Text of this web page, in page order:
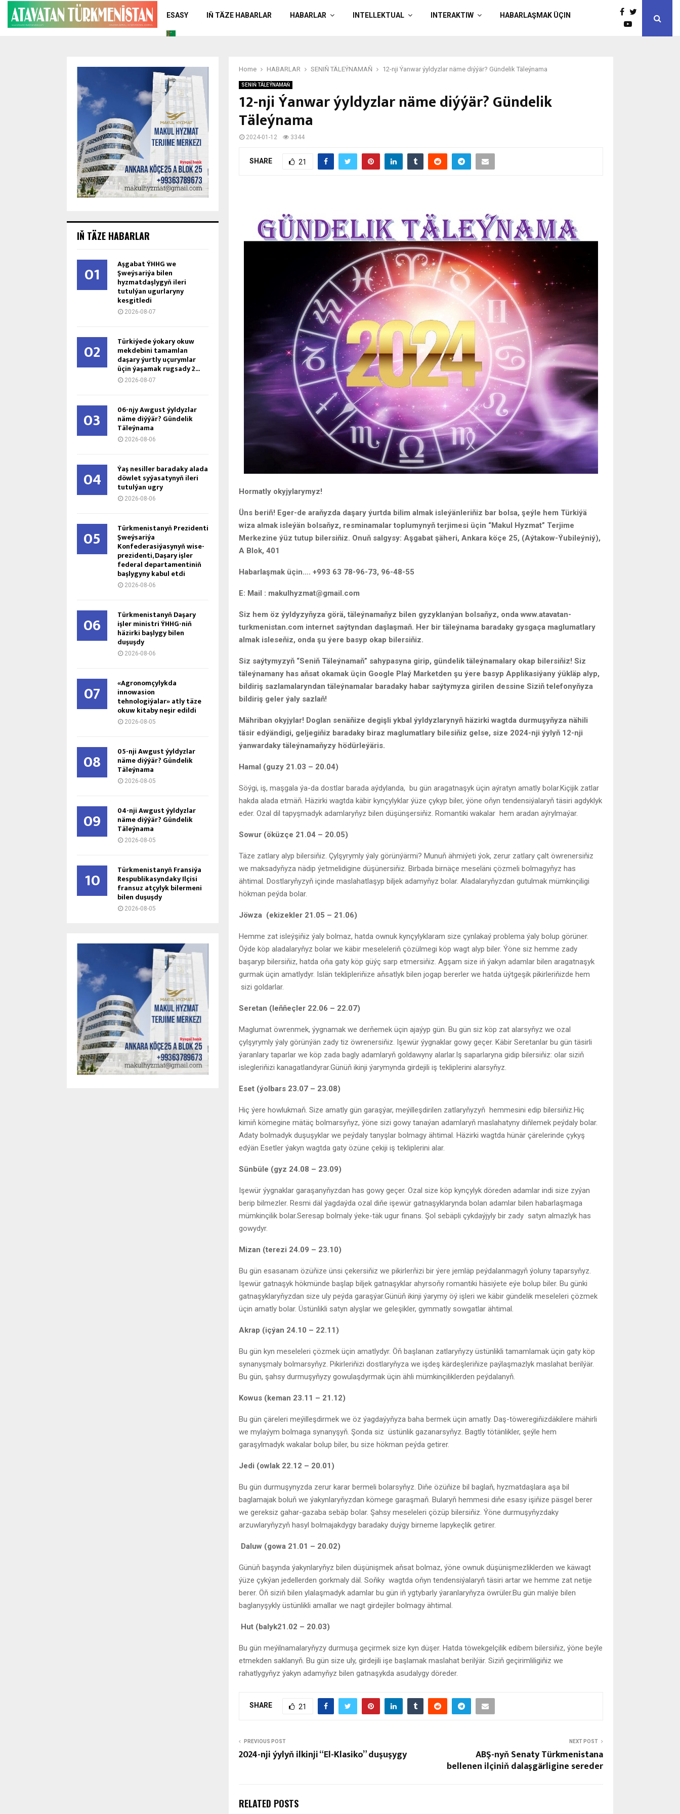
ESASY IŇ TÄZE HABARLAR HABARLAR INTELLEKTUAL INTERAKTIW HABARLAŞMAK ÜÇIN
Home HABARLAR SENIŇ TÄLEÝNAMAŇ 12-nji Ýanwar ýyldyzlar näme diýýär? Gündelik Täleýnama
SENIŇ TÄLEÝNAMAŇ
12-nji Ýanwar ýyldyzlar näme diýýär? Gündelik
Täleýnama
2024-01-12 3344
SHARE 21
Hormatly okyjylarymyz!
Üns beriñ! Eger-de araňyzda daşary ýurtda bilim almak isleýänleriňiz bar bolsa, şeýle hem Türkiýä
wiza almak isleýän bolsaňyz, resminamalar toplumynyň terjimesi üçin “Makul Hyzmat” Terjime
Merkezine ýüz tutup bilersiňiz. Onuň salgysy: Aşgabat şäheri, Ankara köçe 25, (Aýtakow-Ýubileýniý),
A Blok, 401
Habarlaşmak üçin…. +993 63 78-96-73, 96-48-55
E: Mail : makulhyzmat@gmail.com
Siz hem öz ýyldyzyňyza görä, täleýnamaňyz bilen gyzyklanýan bolsaňyz, onda www.atavatan-
turkmenistan.com internet saýtyndan daşlaşmaň. Her bir täleýnama baradaky gysgaça maglumatlary
almak isleseňiz, onda şu ýere basyp okap bilersiňiz.
Siz saýtymyzyň “Seniň Täleýnamaň” sahypasyna girip, gündelik täleýnamalary okap bilersiňiz! Siz
täleýnamany has aňsat okamak üçin Google Plaý Marketden şu ýere basyp Applikasiýany ýükläp alyp,
bildiriş sazlamalaryndan täleýnamalar baradaky habar saýtymyza girilen dessine Siziň telefonyňyza
bildiriş geler ýaly sazlaň!
Mähriban okyjylar! Doglan senäňize degişli ykbal ýyldyzlarynyň häzirki wagtda durmuşyňyza nähili
täsir edýändigi, geljegiňiz baradaky biraz maglumatlary bilesiňiz gelse, size 2024-nji ýylyň 12-nji
ýanwardaky täleýnamaňyzy hödürleýäris.
Hamal (guzy 21.03 – 20.04)
Söýgi, iş, maşgala ýa-da dostlar barada aýdylanda, bu gün aragatnaşyk üçin aýratyn amatly bolar.Kiçijik zatlar
hakda alada etmäň. Häzirki wagtda käbir kynçylyklar ýüze çykyp biler, ýöne oňyn tendensiýalaryň täsiri agdyklyk
eder. Ozal dil tapyşmadyk adamlaryňyz bilen düşünşersiňiz. Romantiki wakalar hem aradan aýrylmaýar.
Sowur (öküzçe 21.04 – 20.05)
Täze zatlary alyp bilersiňiz. Çylşyrymly ýaly görünýärmi? Munuň ähmiýeti ýok, zerur zatlary çalt öwrenersiňiz
we maksadyňyza nädip ýetmelidigine düşünersiňiz. Birbada birnäçe meseläni çözmeli bolmagyňyz has
ähtimal. Dostlaryňyzyň içinde maslahatlaşyp biljek adamyňyz bolar. Aladalaryňyzdan gutulmak mümkinçiligi
hökman peýda bolar.
Jöwza (ekizekler 21.05 – 21.06)
Hemme zat isleýşiňiz ýaly bolmaz, hatda ownuk kynçylyklaram size çynlakaý problema ýaly bolup görüner.
Öýde köp aladalaryňyz bolar we käbir meseleleriň çözülmegi köp wagt alyp biler. Ýöne siz hemme zady
başaryp bilersiňiz, hatda oňa gaty köp güýç sarp etmersiňiz. Agşam size iň ýakyn adamlar bilen aragatnaşyk
gurmak üçin amatlydyr. Islän teklipleriňize aňsatlyk bilen jogap bererler we hatda üýtgeşik pikirleriňizde hem
sizi goldarlar.
Seretan (leňňeçler 22.06 – 22.07)
Maglumat öwrenmek, ýygnamak we derňemek üçin ajaýyp gün. Bu gün siz köp zat alarsyňyz we ozal
çylşyrymly ýaly görünýän zady tiz öwrenersiňiz. Işewür ýygnaklar gowy geçer. Käbir Seretanlar bu gün täsirli
ýaranlary taparlar we köp zada bagly adamlaryň goldawyny alarlar.Iş saparlaryna gidip bilersiňiz: olar siziň
islegleriňizi kanagatlandyrar.Günüň ikinji ýarymynda girdejili iş tekliplerini alarsyňyz.
Eset (ýolbars 23.07 – 23.08)
Hiç ýere howlukmaň. Size amatly gün garaşýar, meýilleşdirilen zatlaryňyzyň hemmesini edip bilersiňiz.Hiç
kimiň kömegine mätäç bolmarsyňyz, ýöne sizi gowy tanaýan adamlaryň maslahatyny diňlemek peýdaly bolar.
Adaty bolmadyk duşuşyklar we peýdaly tanyşlar bolmagy ähtimal. Häzirki wagtda hünär çärelerinde çykyş
edýän Esetler ýakyn wagtda gaty özüne çekiji iş tekliplerini alar.
Sünbüle (gyz 24.08 – 23.09)
Işewür ýygnaklar garaşanyňyzdan has gowy geçer. Ozal size köp kynçylyk döreden adamlar indi size zyýan
berip bilmezler. Resmi däl ýagdaýda ozal diňe işewür gatnaşyklarynda bolan adamlar bilen habarlaşmaga
mümkinçilik bolar.Seresap bolmaly ýeke-täk ugur finans. Şol sebäpli çykdaýjyly bir zady satyn almazlyk has
gowydyr.
Mizan (terezi 24.09 – 23.10)
Bu gün esasanam özüňize ünsi çekersiňiz we pikirlerňizi bir ýere jemläp peýdalanmagyň ýoluny taparsyňyz.
Işewür gatnaşyk hökmünde başlap biljek gatnaşyklar ahyrsoňy romantiki häsiýete eýe bolup biler. Bu günki
gatnaşyklaryňyzdan size uly peýda garaşýar.Günüň ikinji ýarymy öý işleri we käbir gündelik meseleleri çözmek
üçin amatly bolar. Üstünlikli satyn alyşlar we geleşikler, gymmatly sowgatlar ähtimal.
Akrap (içýan 24.10 – 22.11)
Bu gün kyn meseleleri çözmek üçin amatlydyr. Öň başlanan zatlaryňyzy üstünlikli tamamlamak üçin gaty köp
synanyşmaly bolmarsyňyz. Pikirleriňizi dostlaryňyza we işdeş kärdeşleriňize paýlaşmazlyk maslahat berilýär.
Bu gün, şahsy durmuşyňyzy gowulaşdyrmak üçin ähli mümkinçiliklerden peýdalanyň.
Kowus (keman 23.11 – 21.12)
Bu gün çäreleri meýilleşdirmek we öz ýagdaýyňyza baha bermek üçin amatly. Daş-töweregiňizdäkilere mähirli
we mylaýym bolmaga synanyşyň. Şonda siz üstünlik gazanarsyňyz. Bagtly tötänlikler, şeýle hem
garaşylmadyk wakalar bolup biler, bu size hökman peýda getirer.
Jedi (owlak 22.12 – 20.01)
Bu gün durmuşynyzda zerur karar bermeli bolarsyňyz. Diňe özüňize bil baglaň, hyzmatdaşlara aşa bil
baglamajak boluň we ýakynlaryňyzdan kömege garaşmaň. Bularyň hemmesi diňe esasy işiňize päsgel berer
we gereksiz gahar-gazaba sebäp bolar. Şahsy meseleleri çözüp bilersiňiz. Ýöne durmuşyňyzdaky
arzuwlaryňyzyň hasyl bolmajakdygy baradaky duýgy birneme lapykeçlik getirer.
Daluw (gowa 21.01 – 20.02)
Günüň başynda ýakynlaryňyz bilen düşünişmek aňsat bolmaz, ýöne ownuk düşünişmezliklerden we käwagt
ýüze çykýan jedellerden gorkmaly däl. Soňky wagtda oňyn tendensiýalaryň täsiri artar we hemme zat netije
berer. Öň siziň bilen ylalaşmadyk adamlar bu gün iň ygtybarly ýaranlaryňyza öwrüler.Bu gün maliýe bilen
baglanyşykly üstünlikli amallar we nagt girdejiler bolmagy ähtimal.
Hut (balyk21.02 – 20.03)
Bu gün meýilnamalaryňyzy durmuşa geçirmek size kyn düşer. Hatda töwekgelçilik edibem bilersiňiz, ýöne beýle
etmekden saklanyň. Bu gün size uly, girdejili işe başlamak maslahat berilýär. Siziň geçirimliligiňiz we
rahatlygyňyz ýakyn adamyňyz bilen gatnaşykda asudalygy döreder.
SHARE 21
PREVIOUS POST
2024-nji ýylyň ilkinji “El-Klasiko” duşuşygy
NEXT POST
ABŞ-nyň Senaty Türkmenistana
bellenen ilçiniň dalaşgärligine sereder
RELATED POSTS
IŇ TÄZE HABARLAR
01 Aşgabat ÝHHG we
Şweýsariýa bilen
hyzmatdaşlygyň ileri
tutulýan ugurlaryny
kesgitledi
2026-08-07
02 Türkiýede ýokary okuw
mekdebini tamamlan
daşary ýurtly uçurymlar
üçin ýaşamak rugsady 2...
2026-08-07
03 06-njy Awgust ýyldyzlar
näme diýýär? Gündelik
Täleýnama
2026-08-06
04 Ýaş ne­sil­ler ba­ra­da­ky ala­da
döw­let sy­ýa­sa­ty­nyň ile­ri
tu­tul­ýan ug­ry
2026-08-06
05 Türkmenistanyň Prezidenti
Şweýsariýa
Konfederasiýasynyň wise-
prezidenti, Daşary işler
federal departamentiniň
başlygyny kabul etdi
2026-08-06
06 Türkmenistanyň Daşary
işler ministri ÝHHG-niň
häzirki başlygy bilen
duşuşdy
2026-08-06
07 «Agronomçylykda
innowasion
tehnologiýalar» atly täze
okuw kitaby neşir edildi
2026-08-05
08 05-nji Awgust ýyldyzlar
näme diýýär? Gündelik
Täleýnama
2026-08-05
09 04-nji Awgust ýyldyzlar
näme diýýär? Gündelik
Täleýnama
2026-08-05
10 Türkmenistanyň Fransiýa
Respublikasyndaky Ilçisi
fransuz atçylyk bilermeni
bilen duşuşdy
2026-08-05